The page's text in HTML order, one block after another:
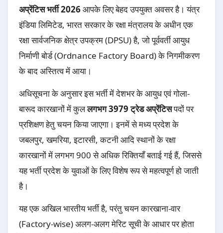
अप्रेंटिस भर्ती 2026आपके लिए बेहद उपयुक्त अवसर है। यंत्र
इंडिया लिमिटेड, भारत सरकार के रक्षा मंत्रालय के अधीन एक
रक्षा सार्वजनिक क्षेत्र उपक्रम (DPSU) है, जो पूर्ववर्ती आयुध
निर्माणी बोर्ड (Ordnance Factory Board) के निगमीकरण
के बाद अस्तित्व में आया।
अधिसूचना के अनुसार इस भर्ती में देशभर के आयुध एवं गोला-
बारूद कारखानों में कुललगभग 3979 ट्रेड अप्रेंटिसपदों पर
प्रशिक्षण हेतु चयन किया जाएगा। इनमें से मध्य प्रदेश के
जबलपुर, खमरिया, इटारसी, कटनी आदि स्थानों के रक्षा
कारखानों में लगभग 900 से अधिक रिक्तियाँ बताई गई हैं, जिससे
यह भर्ती प्रदेश के युवाओं के लिए विशेष रूप से महत्वपूर्ण हो जाती
है।
यह एक अखिल भारतीय भर्ती है, परंतु चयन कारखाना-वार
(Factory-wise) अलग-अलग मेरिट सूची के आधार पर होता